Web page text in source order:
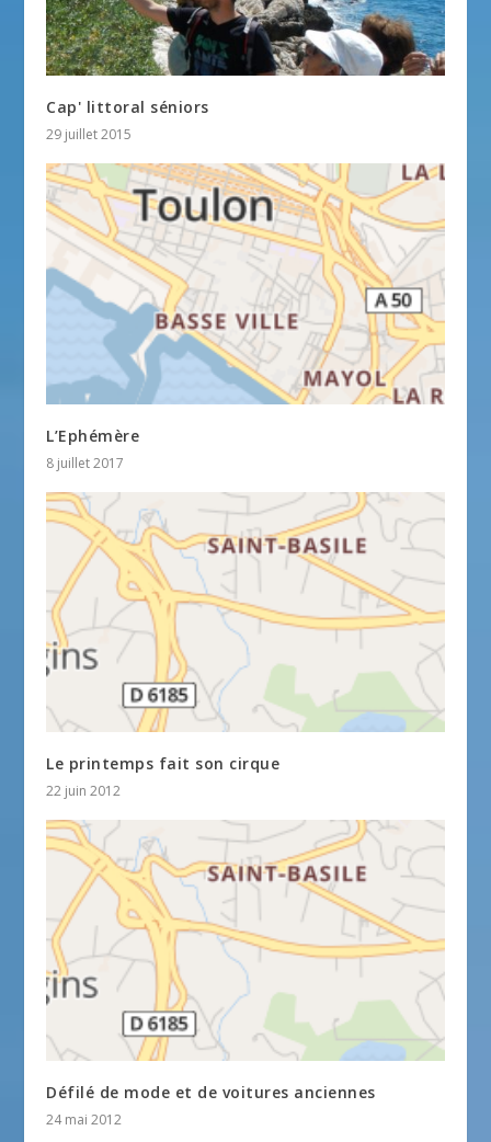
Cap' littoral séniors
29 juillet 2015
L’Ephémère
8 juillet 2017
Le printemps fait son cirque
22 juin 2012
Défilé de mode et de voitures anciennes
24 mai 2012